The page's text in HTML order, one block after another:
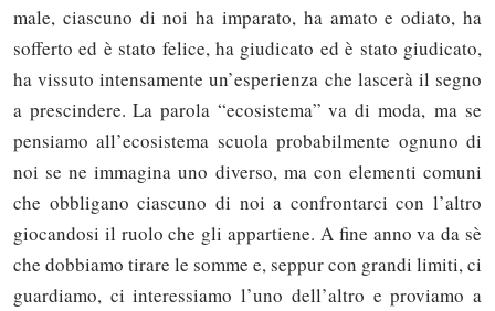
male, ciascuno di noi ha imparato, ha amato e odiato, ha
sofferto ed è stato felice, ha giudicato ed è stato giudicato,
ha vissuto intensamente un’esperienza che lascerà il segno
a prescindere. La parola “ecosistema” va di moda, ma se
pensiamo all’ecosistema scuola probabilmente ognuno di
noi se ne immagina uno diverso, ma con elementi comuni
che obbligano ciascuno di noi a confrontarci con l’altro
giocandosi il ruolo che gli appartiene. A fine anno va da sè
che dobbiamo tirare le somme e, seppur con grandi limiti, ci
guardiamo, ci interessiamo l’uno dell’altro e proviamo a